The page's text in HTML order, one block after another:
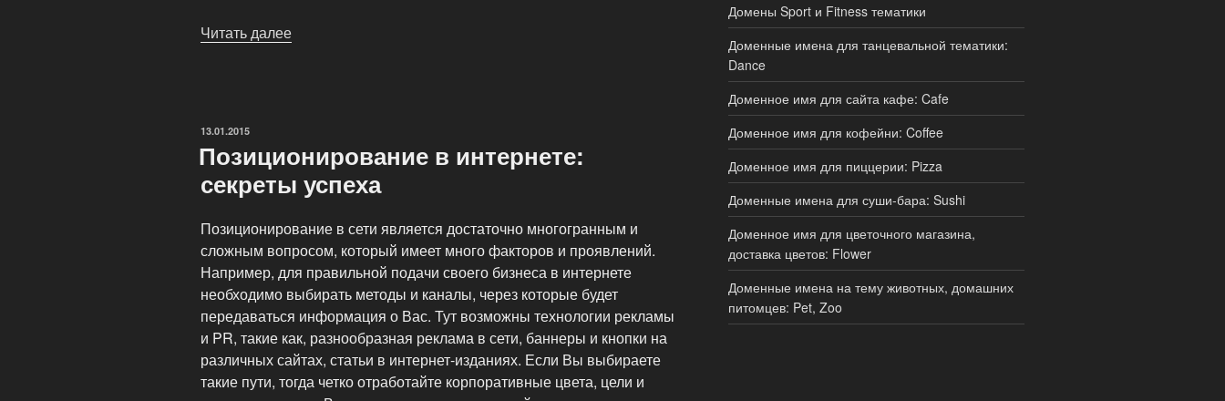
Читать далее
сети»
ОПУБЛИКОВАНО
13.01.2015
Позиционирование в интернете:
секреты успеха
Позиционирование в сети является достаточно многогранным и
сложным вопросом, который имеет много факторов и проявлений.
Например, для правильной подачи своего бизнеса в интернете
необходимо выбирать методы и каналы, через которые будет
передаваться информация о Вас. Тут возможны технологии рекламы
и PR, такие как, разнообразная реклама в сети, баннеры и кнопки на
различных сайтах, статьи в интернет-изданиях. Если Вы выбираете
такие пути, тогда четко отработайте корпоративные цвета, цели и
Домены Sport и Fitness тематики
Доменные имена для танцевальной тематики:
Dance
Доменное имя для сайта кафе: Cafe
Доменное имя для кофейни: Coffee
Доменное имя для пиццерии: Pizza
Доменные имена для суши-бара: Sushi
Доменное имя для цветочного магазина,
доставка цветов: Flower
Доменные имена на тему животных, домашних
питомцев: Pet, Zoo